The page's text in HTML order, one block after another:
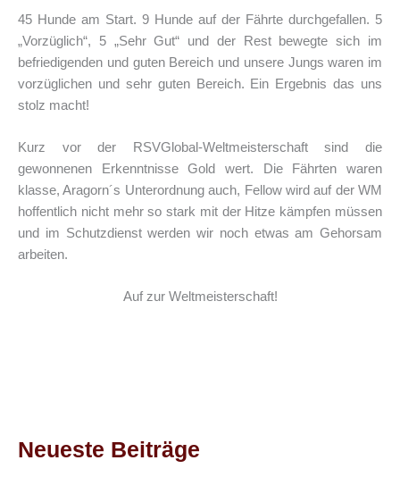
Neueste Beiträge
45 Hunde am Start. 9 Hunde auf der Fährte durchgefallen. 5
„Vorzüglich“, 5 „Sehr Gut“ und der Rest bewegte sich im
befriedigenden und guten Bereich und unsere Jungs waren im
vorzüglichen und sehr guten Bereich. Ein Ergebnis das uns
stolz macht!
Kurz vor der RSVGlobal-Weltmeisterschaft sind die
gewonnenen Erkenntnisse Gold wert. Die Fährten waren
klasse, Aragorn´s Unterordnung auch, Fellow wird auf der WM
hoffentlich nicht mehr so stark mit der Hitze kämpfen müssen
und im Schutzdienst werden wir noch etwas am Gehorsam
arbeiten.
Auf zur Weltmeisterschaft!